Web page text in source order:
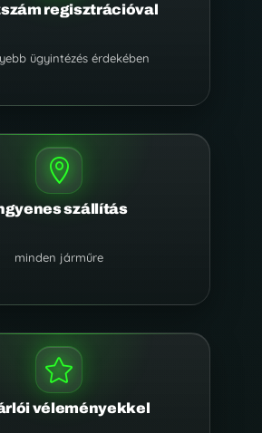
regisztrációval
ügyintézés érdekében

szállítás
minden járműre

véleményekkel